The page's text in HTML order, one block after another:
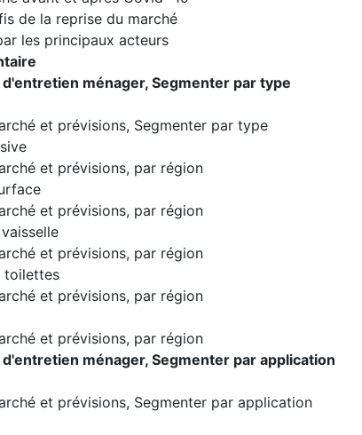
de la reprise du marché
les principaux acteurs
ménager, Segmenter par type
et prévisions, Segmenter par type
et prévisions, par région
et prévisions, par région
et prévisions, par région
toilettes
et prévisions, par région
et prévisions, par région
ménager, Segmenter par application
et prévisions, Segmenter par application